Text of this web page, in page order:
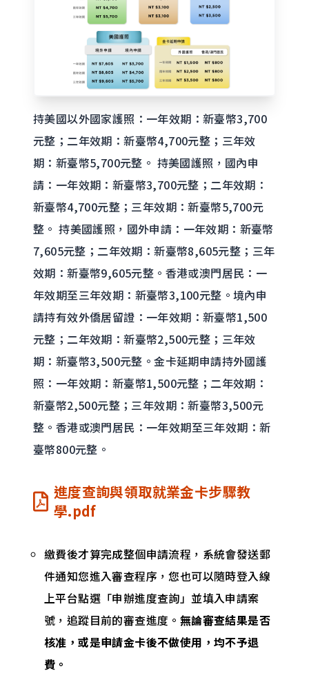
持美國以外國家護照：一年效期：新臺幣3,700
元整；二年效期：新臺幣4,700元整；三年效
期：新臺幣5,700元整。 持美國護照，國內申
請：一年效期：新臺幣3,700元整；二年效期：
新臺幣4,700元整；三年效期：新臺幣5,700元
整。 持美國護照，國外申請：一年效期：新臺幣
7,605元整；二年效期：新臺幣8,605元整；三年
效期：新臺幣9,605元整。香港或澳門居民：一
年效期至三年效期：新臺幣3,100元整。境內申
請持有效外僑居留證：一年效期：新臺幣1,500
元整；二年效期：新臺幣2,500元整；三年效
期：新臺幣3,500元整。金卡延期申請持外國護
照：一年效期：新臺幣1,500元整；二年效期：
新臺幣2,500元整；三年效期：新臺幣3,500元
整。香港或澳門居民：一年效期至三年效期：新
臺幣800元整。
進度查詢與領取就業金卡步驟教
學.pdf
繳費後才算完成整個申請流程，系統會發送郵
件通知您進入審查程序，您也可以隨時登入線
上平台點選「申辦進度查詢」並填入申請案
號，追蹤目前的審查進度。 無論審查結果是否
核准，或是申請金卡後不做使用，均不予退
費。